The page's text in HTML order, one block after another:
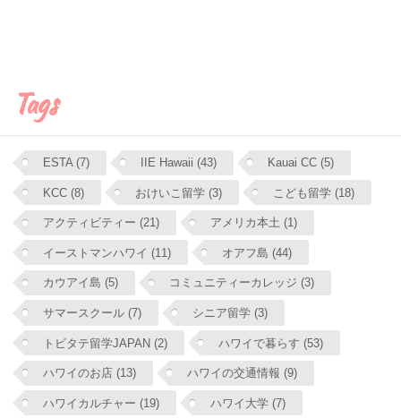
Tags
ESTA (7) IIE Hawaii (43) Kauai CC (5)
KCC (8) おけいこ留学 (3) こども留学 (18)
アクティビティー (21) アメリカ本土 (1)
イーストマンハワイ (11) オアフ島 (44)
カウアイ島 (5) コミュニティーカレッジ (3)
サマースクール (7) シニア留学 (3)
トビタテ留学JAPAN (2) ハワイで暮らす (53)
ハワイのお店 (13) ハワイの交通情報 (9)
ハワイカルチャー (19) ハワイ大学 (7)